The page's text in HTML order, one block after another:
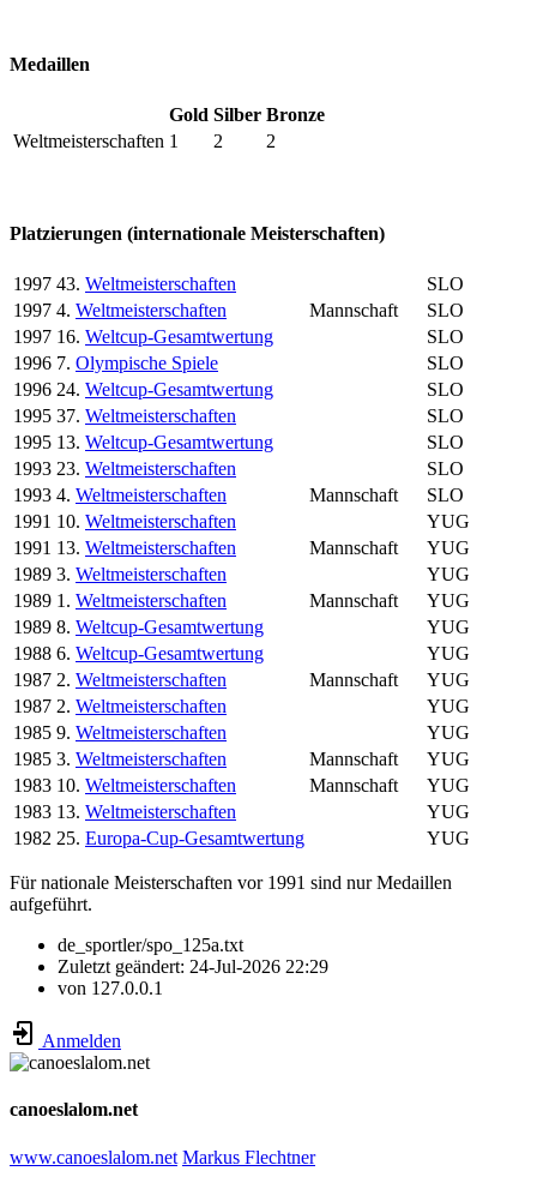
Medaillen
Gold Silber Bronze
Weltmeisterschaften 1 2 2
Platzierungen (internationale Meisterschaften)
1997 43. Weltmeisterschaften
SLO
1997 4. Weltmeisterschaften Mannschaft
SLO
1997 16. Weltcup-Gesamtwertung
SLO
1996 7. Olympische Spiele
SLO
1996 24. Weltcup-Gesamtwertung
SLO
1995 37. Weltmeisterschaften
SLO
1995 13. Weltcup-Gesamtwertung
SLO
1993 23. Weltmeisterschaften
SLO
1993 4. Weltmeisterschaften Mannschaft
SLO
1991 10. Weltmeisterschaften
YUG
1991 13. Weltmeisterschaften Mannschaft
YUG
1989 3. Weltmeisterschaften
YUG
1989 1. Weltmeisterschaften Mannschaft
YUG
1989 8. Weltcup-Gesamtwertung
YUG
1988 6. Weltcup-Gesamtwertung
YUG
1987 2. Weltmeisterschaften Mannschaft
YUG
1987 2. Weltmeisterschaften
YUG
1985 9. Weltmeisterschaften
YUG
1985 3. Weltmeisterschaften Mannschaft
YUG
1983 10. Weltmeisterschaften Mannschaft
YUG
1983 13. Weltmeisterschaften
YUG
1982 25. Europa-Cup-Gesamtwertung YUG
Für nationale Meisterschaften vor 1991 sind nur Medaillen
aufgeführt.
de_sportler/spo_125a.txt
Zuletzt geändert: 24-Jul-2026 22:29
von 127.0.0.1
Anmelden
canoeslalom.net
www.canoeslalom.net Markus Flechtner